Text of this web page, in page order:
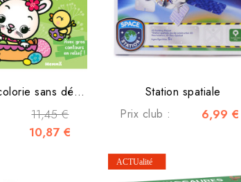
Pâques, Je colorie sans déborder, Gommettes pour les petits
11,45 €
10,87 €
Station spatiale
Prix club :
6,99 €